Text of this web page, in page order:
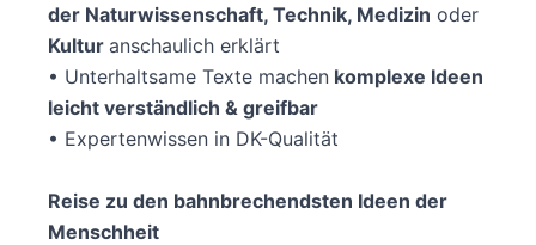
der Naturwissenschaft, Technik, Medizin oder
Kultur anschaulich erklärt
• Unterhaltsame Texte machen komplexe Ideen
leicht verständlich & greifbar
• Expertenwissen in DK-Qualität
Reise zu den bahnbrechendsten Ideen der
Menschheit